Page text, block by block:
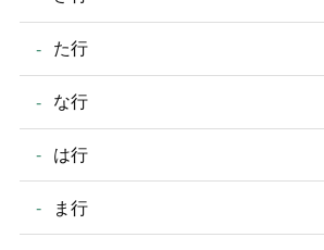
た行
な行
は行
ま行